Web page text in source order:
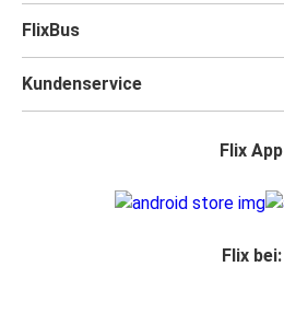
FlixBus
Kundenservice
Flix App
Flix bei: